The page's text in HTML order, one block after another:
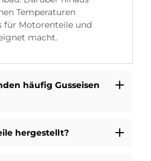
Temperaturen
für Motorenteile und
macht.
häufig Gusseisen
hergestellt?